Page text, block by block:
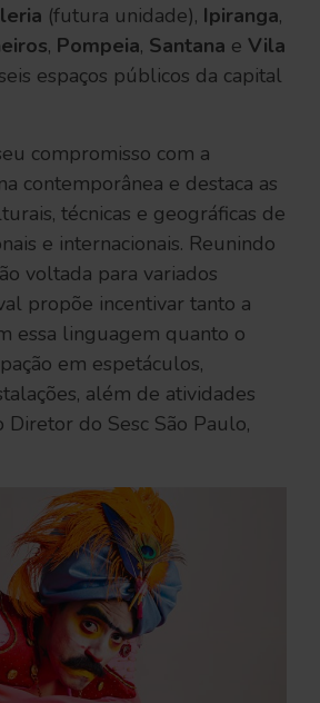
(futura unidade), Ipiranga,
, Pompeia, Santana e Vila
espaços públicos da capital
compromisso com a
contemporânea e destaca as
técnicas e geográficas de
e internacionais. Reunindo
voltada para variados
propõe incentivar tanto a
essa linguagem quanto o
em espetáculos,
além de atividades
Diretor do Sesc São Paulo,